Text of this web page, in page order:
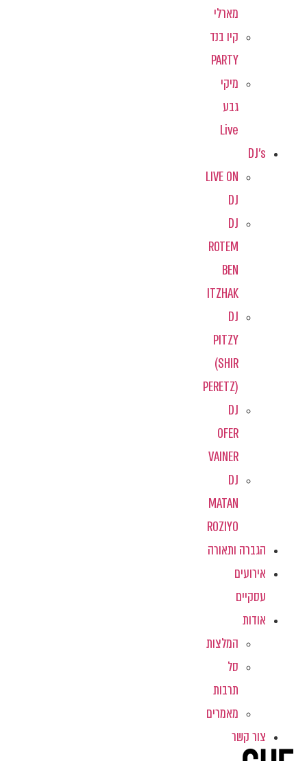
מארלי
קיו בנד
PARTY
מיקי
גבע
Live
DJ's
LIVE ON
DJ
DJ
ROTEM
BEN
ITZHAK
DJ
PITZY
(SHIR
PERETZ)
DJ
OFER
VAINER
DJ
MATAN
ROZIYO
הגברה ותאורה
אירועים
עסקיים
אודות
המלצות
סל
תרבות
מאמרים
צור קשר